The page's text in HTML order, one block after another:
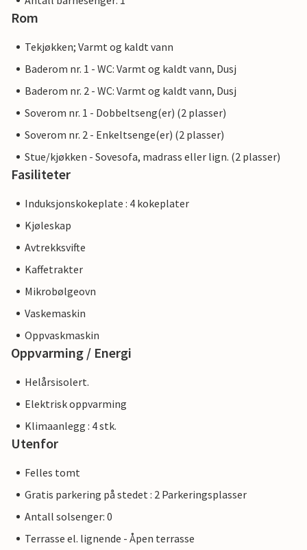
Rom
Tekjøkken; Varmt og kaldt vann
Baderom nr. 1 - WC: Varmt og kaldt vann, Dusj
Baderom nr. 2 - WC: Varmt og kaldt vann, Dusj
Soverom nr. 1 - Dobbeltseng(er) (2 plasser)
Soverom nr. 2 - Enkeltsenge(er) (2 plasser)
Stue/kjøkken - Sovesofa, madrass eller lign. (2 plasser)
Fasiliteter
Induksjonskokeplate : 4 kokeplater
Kjøleskap
Avtrekksvifte
Kaffetrakter
Mikrobølgeovn
Vaskemaskin
Oppvaskmaskin
Oppvarming / Energi
Helårsisolert.
Elektrisk oppvarming
Klimaanlegg : 4 stk.
Utenfor
Felles tomt
Gratis parkering på stedet : 2 Parkeringsplasser
Antall solsenger: 0
Terrasse el. lignende - Åpen terrasse